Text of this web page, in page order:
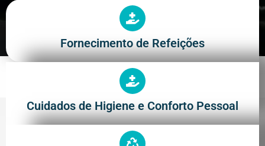
Fornecimento de Refeições
Cuidados de Higiene e Conforto Pessoal